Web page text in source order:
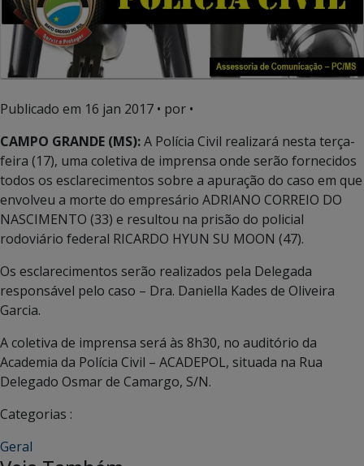
Publicado em 16 jan 2017 • por •
CAMPO GRANDE (MS):A Polícia Civil realizará nesta terça-
feira (17), uma coletiva de imprensa onde serão fornecidos
todos os esclarecimentos sobre a apuração do caso em que
envolveu a morte do empresário ADRIANO CORREIO DO
NASCIMENTO (33) e resultou na prisão do policial
rodoviário federal RICARDO HYUN SU MOON (47).
Os esclarecimentos serão realizados pela Delegada
responsável pelo caso – Dra. Daniella Kades de Oliveira
Garcia.
A coletiva de imprensa será às 8h30, no auditório da
Academia da Polícia Civil – ACADEPOL, situada na Rua
Delegado Osmar de Camargo, S/N.
Categorias :
Geral